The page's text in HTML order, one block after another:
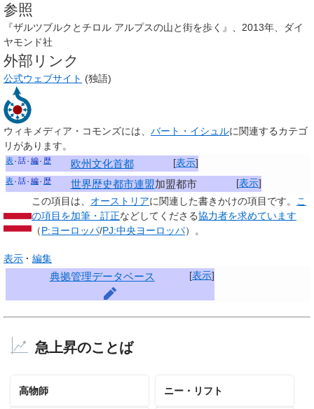
参照
『ザルツブルクとチロル アルプスの山と街を歩く』、2013年、ダイ
ヤモンド社
外部リンク
公式ウェブサイト (独語)
ウィキメディア・コモンズには、 バート・イシュルに関連するカテゴ
リがあります。
[表示]
表 話 編 歴 欧州文化首都
[表示]
表 話 編 歴 世界歴史都市連盟加盟都市
この項目は、 オーストリアに関連した書きかけの項目 です。
こ
の項目を加筆・訂正などしてくださる協力者を求めています
（P:ヨーロッパ/PJ:中央ヨーロッパ）。
表示
編集
[表示]
典拠管理データベース
急上昇のことば
高物師 ニー・リフト